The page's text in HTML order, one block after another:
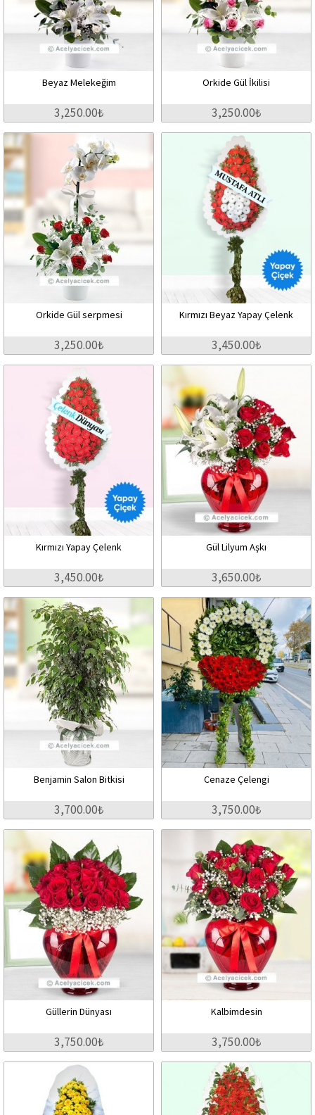
Beyaz Melekeğim
3,250.00₺
Orkide Gül İkilisi
3,250.00₺
Orkide Gül serpmesi
3,250.00₺
Kırmızı Beyaz Yapay Çelenk
3,450.00₺
Kırmızı Yapay Çelenk
3,450.00₺
Gül Lilyum Aşkı
3,650.00₺
Benjamin Salon Bitkisi
3,700.00₺
Cenaze Çelengi
3,750.00₺
Güllerin Dünyası
3,750.00₺
Kalbimdesin
3,750.00₺